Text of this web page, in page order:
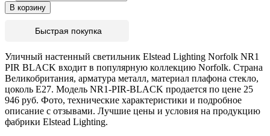
В корзину
Быстрая покупка
Уличный настенный светильник Elstead Lighting Norfolk NR1
PIR BLACK входит в популярную коллекцию Norfolk. Страна
Великобритания, арматура металл, материал плафона стекло,
цоколь E27. Модель NR1-PIR-BLACK продается по цене 25
946 руб. Фото, технические характеристики и подробное
описание с отзывами. Лучшие цены и условия на продукцию
фабрики Elstead Lighting.